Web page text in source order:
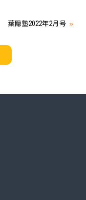
葉隠塾2022年2月号»